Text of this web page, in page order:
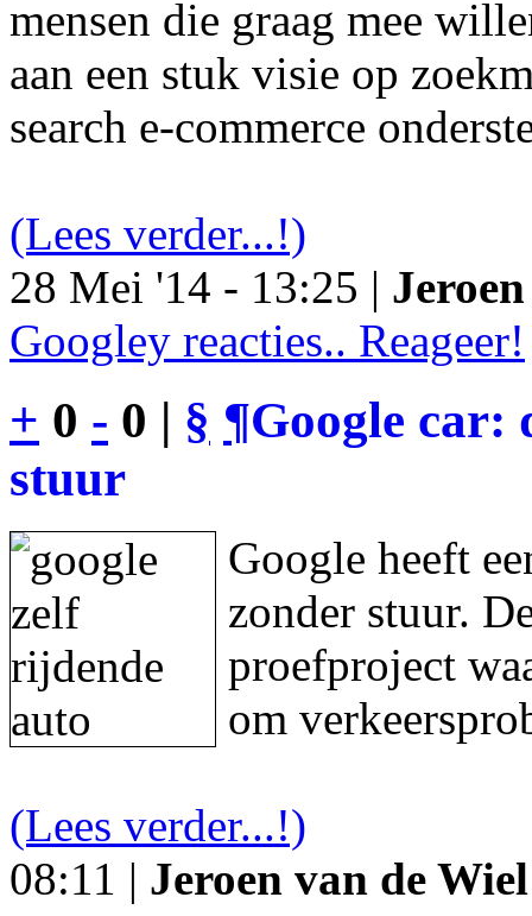
mensen die graag mee
aan een stuk visie op
search e-commerce
(Lees verder...!)
28 Mei '14 - 13:25 |
Googley reacties.. Reageer!
+ 0 - 0 | § ¶Google car:
stuur
Google heeft
zonder stuur.
proefproject
om
(Lees verder...!)
08:11 | Jeroen van de Wiel